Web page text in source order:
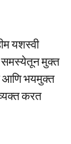
यशस्वी
समस्येतून मुक्त
आणि भयमुक्त
करत